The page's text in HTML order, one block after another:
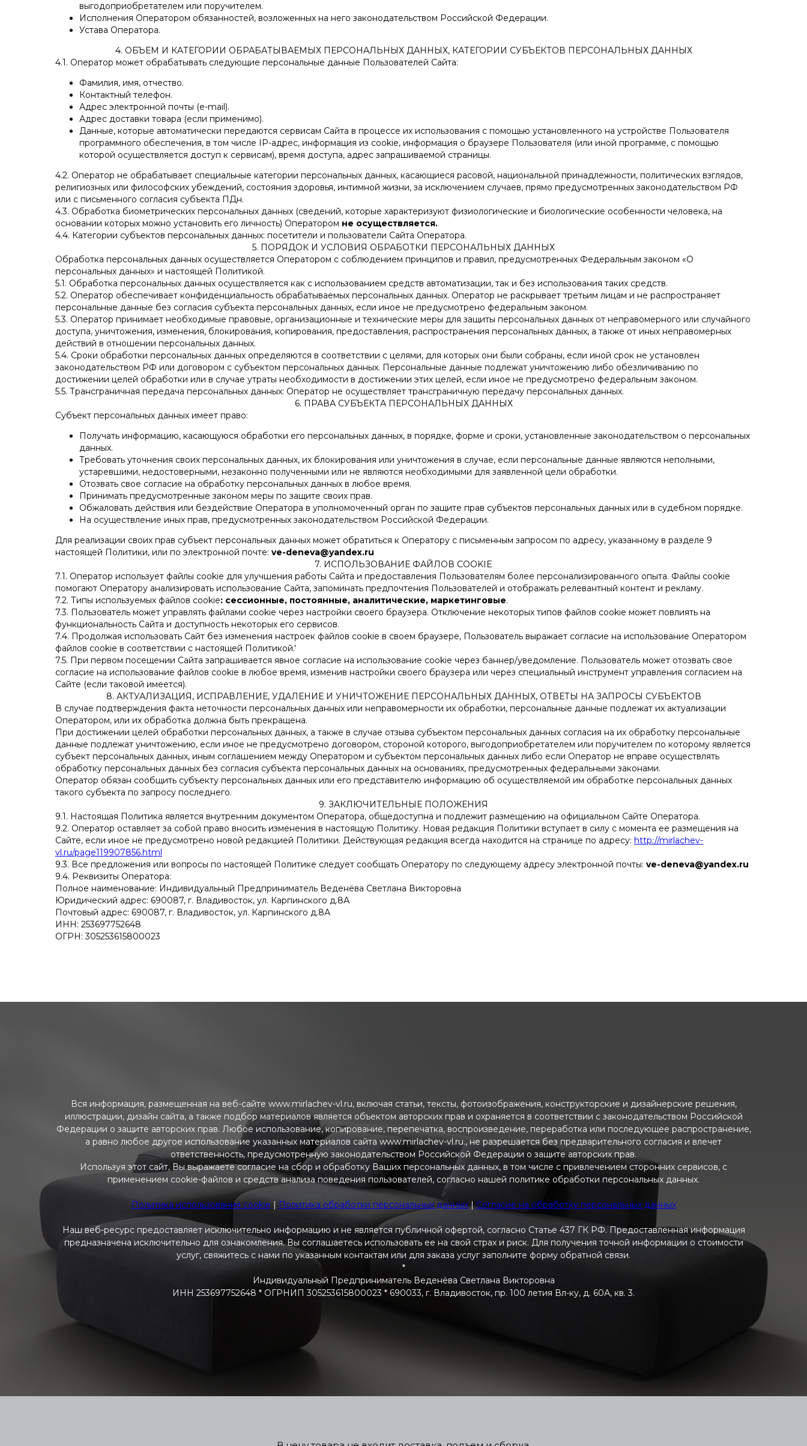
выгодоприобретателем или поручителем.
Исполнения Оператором обязанностей, возложенных на него законодательством Российской Федерации.
Устава Оператора.
4. ОБЪЕМ И КАТЕГОРИИ ОБРАБАТЫВАЕМЫХ ПЕРСОНАЛЬНЫХ ДАННЫХ, КАТЕГОРИИ СУБЪЕКТОВ ПЕРСОНАЛЬНЫХ ДАННЫХ
4.1. Оператор может обрабатывать следующие персональные данные Пользователей Сайта:
Фамилия, имя, отчество.
Контактный телефон.
Адрес электронной почты (e-mail).
Адрес доставки товара (если применимо).
Данные, которые автоматически передаются сервисам Сайта в процессе их использования с помощью установленного на устройстве Пользователя
программного обеспечения, в том числе IP-адрес, информация из cookie, информация о браузере Пользователя (или иной программе, с помощью
которой осуществляется доступ к сервисам), время доступа, адрес запрашиваемой страницы.
4.2. Оператор не обрабатывает специальные категории персональных данных, касающиеся расовой, национальной принадлежности, политических взглядов,
религиозных или философских убеждений, состояния здоровья, интимной жизни, за исключением случаев, прямо предусмотренных законодательством РФ
или с письменного согласия субъекта ПДн.
4.3. Обработка биометрических персональных данных (сведений, которые характеризуют физиологические и биологические особенности человека, на
основании которых можно установить его личность) Оператором не осуществляется.
4.4. Категории субъектов персональных данных: посетители и пользователи Сайта Оператора.
5. ПОРЯДОК И УСЛОВИЯ ОБРАБОТКИ ПЕРСОНАЛЬНЫХ ДАННЫХ
Обработка персональных данных осуществляется Оператором с соблюдением принципов и правил, предусмотренных Федеральным законом «О
персональных данных» и настоящей Политикой.
5.1. Обработка персональных данных осуществляется как с использованием средств автоматизации, так и без использования таких средств.
5.2. Оператор обеспечивает конфиденциальность обрабатываемых персональных данных. Оператор не раскрывает третьим лицам и не распространяет
персональные данные без согласия субъекта персональных данных, если иное не предусмотрено федеральным законом.
5.3. Оператор принимает необходимые правовые, организационные и технические меры для защиты персональных данных от неправомерного или случайного
доступа, уничтожения, изменения, блокирования, копирования, предоставления, распространения персональных данных, а также от иных неправомерных
действий в отношении персональных данных.
5.4. Сроки обработки персональных данных определяются в соответствии с целями, для которых они были собраны, если иной срок не установлен
законодательством РФ или договором с субъектом персональных данных. Персональные данные подлежат уничтожению либо обезличиванию по
достижении целей обработки или в случае утраты необходимости в достижении этих целей, если иное не предусмотрено федеральным законом.
5.5. Трансграничная передача персональных данных: Оператор не осуществляет трансграничную передачу персональных данных.
6. ПРАВА СУБЪЕКТА ПЕРСОНАЛЬНЫХ ДАННЫХ
Субъект персональных данных имеет право:
Получать информацию, касающуюся обработки его персональных данных, в порядке, форме и сроки, установленные законодательством о персональных
данных.
Требовать уточнения своих персональных данных, их блокирования или уничтожения в случае, если персональные данные являются неполными,
устаревшими, недостоверными, незаконно полученными или не являются необходимыми для заявленной цели обработки.
Отозвать свое согласие на обработку персональных данных в любое время.
Принимать предусмотренные законом меры по защите своих прав.
Обжаловать действия или бездействие Оператора в уполномоченный орган по защите прав субъектов персональных данных или в судебном порядке.
На осуществление иных прав, предусмотренных законодательством Российской Федерации.
Для реализации своих прав субъект персональных данных может обратиться к Оператору с письменным запросом по адресу, указанному в разделе 9
настоящей Политики, или по электронной почте: ve-deneva@yandex.ru
7. ИСПОЛЬЗОВАНИЕ ФАЙЛОВ COOKIE
7.1. Оператор использует файлы cookie для улучшения работы Сайта и предоставления Пользователям более персонализированного опыта. Файлы cookie
помогают Оператору анализировать использование Сайта, запоминать предпочтения Пользователей и отображать релевантный контент и рекламу.
7.2. Типы используемых файлов cookie: сессионные, постоянные, аналитические, маркетинговые.
7.3. Пользователь может управлять файлами cookie через настройки своего браузера. Отключение некоторых типов файлов cookie может повлиять на
функциональность Сайта и доступность некоторых его сервисов.
7.4. Продолжая использовать Сайт без изменения настроек файлов cookie в своем браузере, Пользователь выражает согласие на использование Оператором
файлов cookie в соответствии с настоящей Политикой.'
7.5. При первом посещении Сайта запрашивается явное согласие на использование cookie через баннер/уведомление. Пользователь может отозвать свое
согласие на использование файлов cookie в любое время, изменив настройки своего браузера или через специальный инструмент управления согласием на
Сайте (если таковой имеется).
8. АКТУАЛИЗАЦИЯ, ИСПРАВЛЕНИЕ, УДАЛЕНИЕ И УНИЧТОЖЕНИЕ ПЕРСОНАЛЬНЫХ ДАННЫХ, ОТВЕТЫ НА ЗАПРОСЫ СУБЪЕКТОВ
В случае подтверждения факта неточности персональных данных или неправомерности их обработки, персональные данные подлежат их актуализации
Оператором, или их обработка должна быть прекращена.
При достижении целей обработки персональных данных, а также в случае отзыва субъектом персональных данных согласия на их обработку персональные
данные подлежат уничтожению, если иное не предусмотрено договором, стороной которого, выгодоприобретателем или поручителем по которому является
субъект персональных данных, иным соглашением между Оператором и субъектом персональных данных либо если Оператор не вправе осуществлять
обработку персональных данных без согласия субъекта персональных данных на основаниях, предусмотренных федеральными законами.
Оператор обязан сообщить субъекту персональных данных или его представителю информацию об осуществляемой им обработке персональных данных
такого субъекта по запросу последнего.
9. ЗАКЛЮЧИТЕЛЬНЫЕ ПОЛОЖЕНИЯ
9.1. Настоящая Политика является внутренним документом Оператора, общедоступна и подлежит размещению на официальном Сайте Оператора.
9.2. Оператор оставляет за собой право вносить изменения в настоящую Политику. Новая редакция Политики вступает в силу с момента ее размещения на
Сайте, если иное не предусмотрено новой редакцией Политики. Действующая редакция всегда находится на странице по адресу: http://mirlachev-
vl.ru/page119907856.html
9.3. Все предложения или вопросы по настоящей Политике следует сообщать Оператору по следующему адресу электронной почты: ve-deneva@yandex.ru
9.4. Реквизиты Оператора:
Полное наименование: Индивидуальный Предприниматель Веденёва Светлана Викторовна
Юридический адрес: 690087, г. Владивосток, ул. Карпинского д.8А
Почтовый адрес: 690087, г. Владивосток, ул. Карпинского д.8А
ИНН: 253697752648
ОГРН: 305253615800023
Вся информация, размещенная на веб-сайте www.mirlachev-vl.ru, включая статьи, тексты, фотоизображения, конструкторские и дизайнерские решения,
иллюстрации, дизайн сайта, а также подбор материалов является объектом авторских прав и охраняется в соответствии с законодательством Российской
Федерации о защите авторских прав. Любое использование, копирование, перепечатка, воспроизведение, переработка или последующее распространение,
а равно любое другое использование указанных материалов сайта www.mirlachev-vl.ru., не разрешается без предварительного согласия и влечет
ответственность, предусмотренную законодательством Российской Федерации о защите авторских прав.
Используя этот сайт, Вы выражаете согласие на сбор и обработку Ваших персональных данных, в том числе с привлечением сторонних сервисов, с
применением cookie-файлов и средств анализа поведения пользователей, согласно нашей политике обработки персональных данных.
Политика использования cookie | Политика обработки персональных данных|Согласие на обработку персональных данных
Наш веб-ресурс предоставляет исключительно информацию и не является публичной офертой, согласно Статье 437 ГК РФ. Предоставленная информация
предназначена исключительно для ознакомления. Вы соглашаетесь использовать ее на свой страх и риск. Для получения точной информации о стоимости
услуг, свяжитесь с нами по указанным контактам или для заказа услуг заполните форму обратной связи.
*
Индивидуальный Предприниматель Веденёва Светлана Викторовна
ИНН 253697752648 * ОГРНИП 305253615800023 * 690033, г. Владивосток, пр. 100 летия Вл-ку, д. 60А, кв. 3.